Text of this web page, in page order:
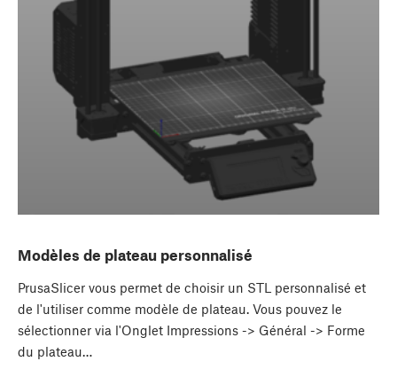
Modèles de plateau personnalisé
PrusaSlicer vous permet de choisir un STL personnalisé et
de l'utiliser comme modèle de plateau. Vous pouvez le
sélectionner via l'Onglet Impressions -> Général -> Forme
du plateau…